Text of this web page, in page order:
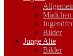
Bilder
Junge Alte
Bilder